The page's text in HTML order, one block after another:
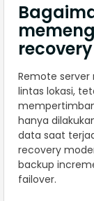
Remote server
lintas lokasi,
hanya
data saat
recovery
backup
failover.